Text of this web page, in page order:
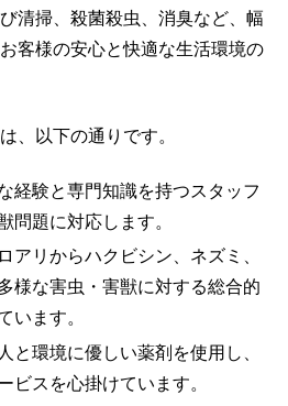
清掃、殺菌殺虫、消臭など、幅
客様の安心と快適な生活環境の
、以下の通りです。
経験と専門知識を持つスタッフ
問題に対応します。
アリからハクビシン、ネズミ、
様な害虫・害獣に対する総合的
います。
と環境に優しい薬剤を使用し、
ビスを心掛けています。